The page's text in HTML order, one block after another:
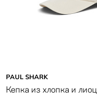
PAUL SHARK
Кепка из хлопка и